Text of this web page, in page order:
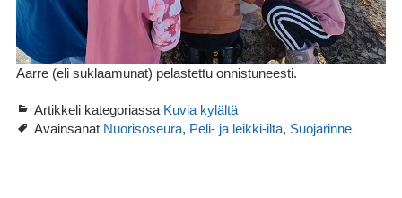
Aarre (eli suklaamunat) pelastettu onnistuneesti.
Artikkeli kategoriassa Kuvia kylältä
Avainsanat Nuorisoseura, Peli- ja leikki-ilta, Suojarinne